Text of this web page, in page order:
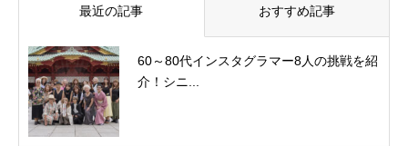
最近の記事 おすすめ記事
60～80代インスタグラマー8人の挑戦を紹
介！シニ...